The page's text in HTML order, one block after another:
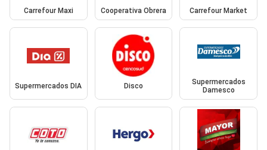
Carrefour Maxi Cooperativa Obrera Carrefour Market
Supermercados DIA Disco
Supermercados
Damesco